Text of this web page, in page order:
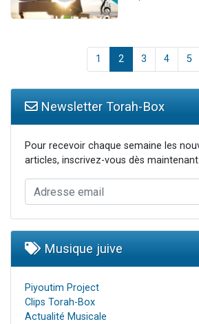
1 2 3 4 5
Newsletter Torah-Box
Pour recevoir chaque semaine les
articles, inscrivez-vous dès maintenant
Musique juive
Piyoutim Project
Clips Torah-Box
Actualité Musicale